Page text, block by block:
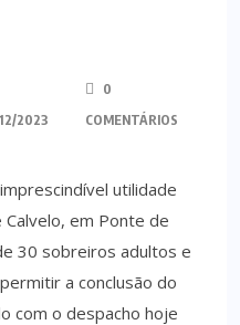
2023
0
COMENTÁRIOS
utilidade
em Ponte de
30 sobreiros adultos e
a conclusão do
com o despacho hoje